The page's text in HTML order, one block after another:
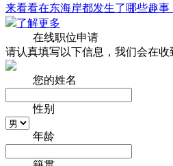
7、 完成领导交办的其它事宜。
2、有3-5年建筑设计工作经验者优
先；